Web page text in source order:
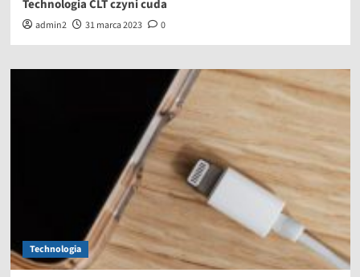
Technologia CLT czyni cuda
admin2 31 marca 2023 0
Technologia